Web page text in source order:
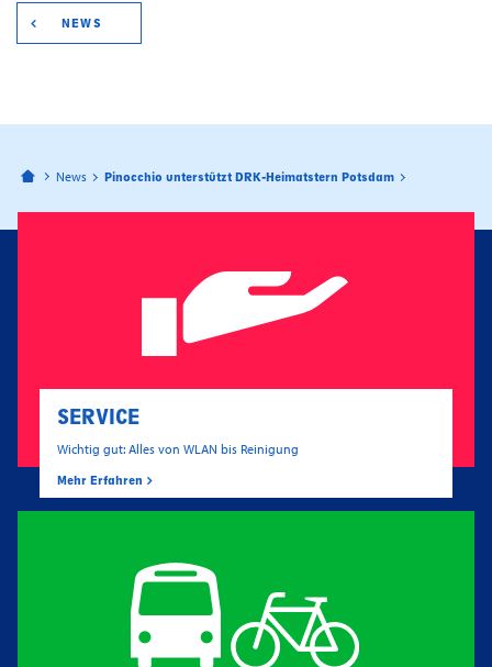
NEWS
Bahnhofspassagen Potsdam
News Pinocchio unterstützt DRK-Heimatstern Potsdam
SERVICE
Wichtig gut: Alles von WLAN bis Reinigung
Mehr Erfahren